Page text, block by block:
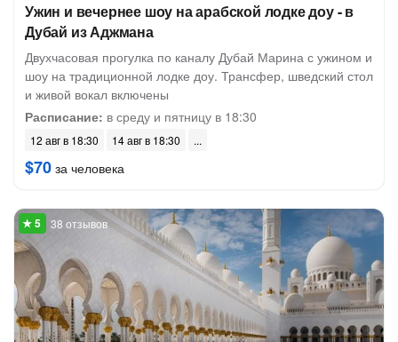
Ужин и вечернее шоу на арабской лодке доу - в
Дубай из Аджмана
Двухчасовая прогулка по каналу Дубай Марина с ужином и
шоу на традиционной лодке доу. Трансфер, шведский стол
и живой вокал включены
Расписание: в среду и пятницу в 18:30
12 авг в 18:30 14 авг в 18:30
$70 за человека
38 отзывов